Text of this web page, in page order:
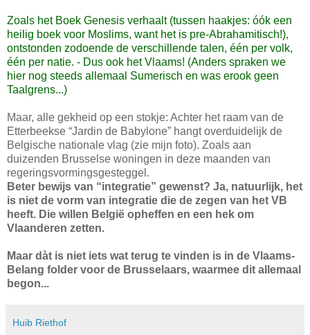
Zoals het Boek Genesis verhaalt (tussen haakjes: óók een
heilig boek voor Moslims, want het is pre-Abrahamitisch!),
ontstonden zodoende de verschillende talen, één per volk,
één per natie. - Dus ook het Vlaams! (Anders spraken we
hier nog steeds allemaal Sumerisch en was erook geen
Taalgrens...)
Maar, alle gekheid op een stokje: Achter het raam van de
Etterbeekse “Jardin de Babylone” hangt overduidelijk de
Belgische nationale vlag (zie mijn foto). Zoals aan
duizenden Brusselse woningen in deze maanden van
regeringsvormingsgesteggel.
Beter bewijs van “integratie” gewenst? Ja, natuurlijk, het
is niet de vorm van integratie die de zegen van het VB
heeft. Die willen België opheffen en een hek om
Vlaanderen zetten.
Maar dàt is niet iets wat terug te vinden is in de Vlaams-
Belang folder voor de Brusselaars, waarmee dit allemaal
begon...
Huib Riethof